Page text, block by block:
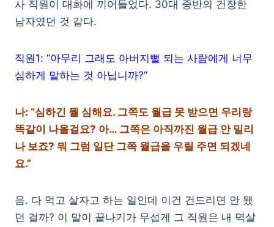
사 직원이 대화에 끼어들었다. 30대 중반의 건장한
남자였던 것 같다.
직원1: “아무리 그래도 아버지뻘 되는 사람에게 너무
심하게 말하는 것 아닙니까?”
나: “심하긴 뭘 심해요. 그쪽도 월급 못 받으면 우리랑
똑같이 나올걸요? 아… 그쪽은 아직까진 월급 안 밀리
나 보죠? 뭐 그럼 일단 그쪽 월급을 우릴 주면 되겠네
요.”
음. 다 먹고 살자고 하는 일인데 이건 건드리면 안 됐
던 걸까? 이 말이 끝나기가 무섭게 그 직원은 내 멱살